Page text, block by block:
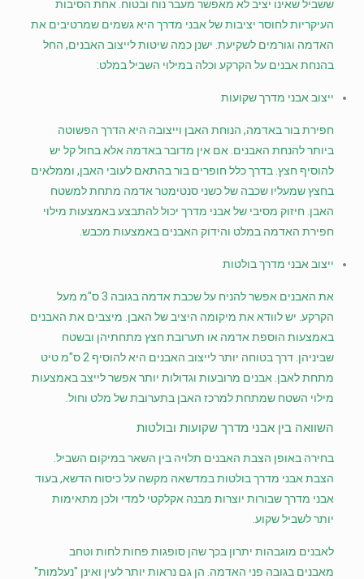
ששביל שאינו יציב לא מאפשר מעבר נוח ובטוח. אחת הסיבות
העיקריות לחוסר יציבות של אבני מדרך היא גשמים שמרטיבים את
האדמה וגורמים לשקיעת. ישנן כמה שיטות לייצוב האבנים, החל
בהנחת אבנים על הקרקע וכלה במילוי השביל במלט:
ייצוב אבני מדרך שקועות
חפירת בור באדמה, הנוחת האבן וייצובה היא הדרך הפשוטה
ביותר להנחת האבנים. אם אין מדובר באדמה אלא בחול קל יש
להוסיף חצץ. בדרך כלל חופרים בור בהתאם לעובי האבן, וממלאים
בחצץ שמעליו שכבה של כשני סנטימטר אדמה מתחת למשטח
האבן. חיזוק מסיבי של אבני מדרך יכול להתבצע באמצעות מילוי
חפירת האדמה במלט והידוק האבנים באמצעות מכבש.
ייצוב אבני מדרך בולטות
את האבנים אפשר להניח על שכבת אדמה בגובה 3 ס"מ מעל
הקרקע. יש לוודא את מיקומה היציב של האבן. מיצבים את האבנים
באמצעות הוספת אדמה או תערובת חצץ מתחתיהן ובשטח
שביניהן. דרך בטוחה יותר לייצוב האבנים היא להוסיף 2 ס"מ טיט
מתחת לאבן. אבנים מרובעות וגדולות יותר אפשר לייצב באמצעות
מילוי השטח שמתחת למרכז האבן בתערובת של מלט וחול.
השוואה בין אבני מדרך שקועות ובולטות
בחירה באופן הצבת האבנים תלויה בין השאר במיקום השביל.
הצבת אבני מדרך בולטות במדשאה מקשה על כיסוח הדשא, בעוד
אבני מדרך שבורות יוצרות מבנה אקלקטי למדי ולכן מתאימות
יותר לשביל שקוע.
לאבנים מוגבהות יתרון בכך שהן סופגות פחות לחות וטחב
מאבנים בגובה פני האדמה. הן גם נראות יותר לעין ואינן "נעלמות"